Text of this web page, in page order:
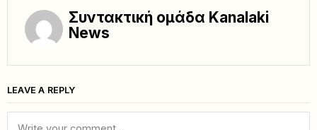
Συντακτική ομάδα Kanalaki
News
LEAVE A REPLY